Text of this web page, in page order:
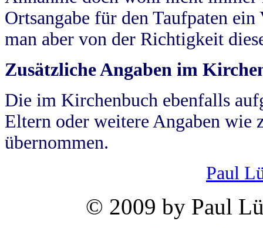
Ortsangabe für den Taufpaten
man aber von der Richtigkeit
Zusätzliche Angaben im
Die im Kirchenbuch ebenfalls
Eltern oder weitere Angaben wie
übernommen.
Paul
© 2009 by Paul